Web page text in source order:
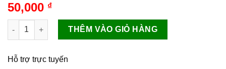
50,000 ₫
Hạt giống dưa hấu tí hon số lượng
THÊM VÀO GIỎ HÀNG
Hỗ trợ trực tuyến